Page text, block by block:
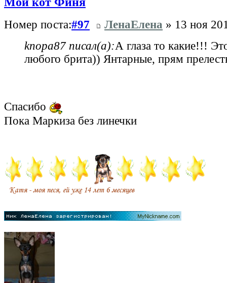
Номер поста:#97 ЛенаЕлена » 13 ноя
knopa87 писал(а):А глаза то какие!!!
любого брита)) Янтарные, прям
Спасибо
Пока Маркиза без линечки